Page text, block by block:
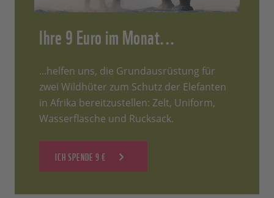
Ihre 9 Euro im Monat...
...helfen uns, die Grundausrüstung für
zwei Wildhüter zum Schutz der Elefanten
in Afrika bereitzustellen: Zelt, Uniform,
Wasserflasche und Rucksack.
ICH SPENDE 9 €